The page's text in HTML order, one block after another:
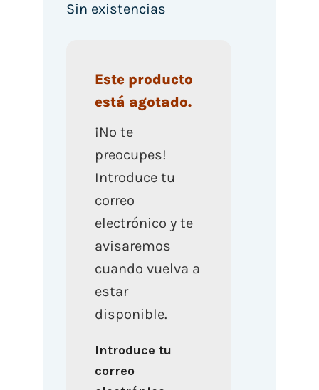
Sin existencias
Este producto
está agotado.
¡No te
preocupes!
Introduce tu
correo
electrónico y te
avisaremos
cuando vuelva a
estar
disponible.
Introduce tu
correo